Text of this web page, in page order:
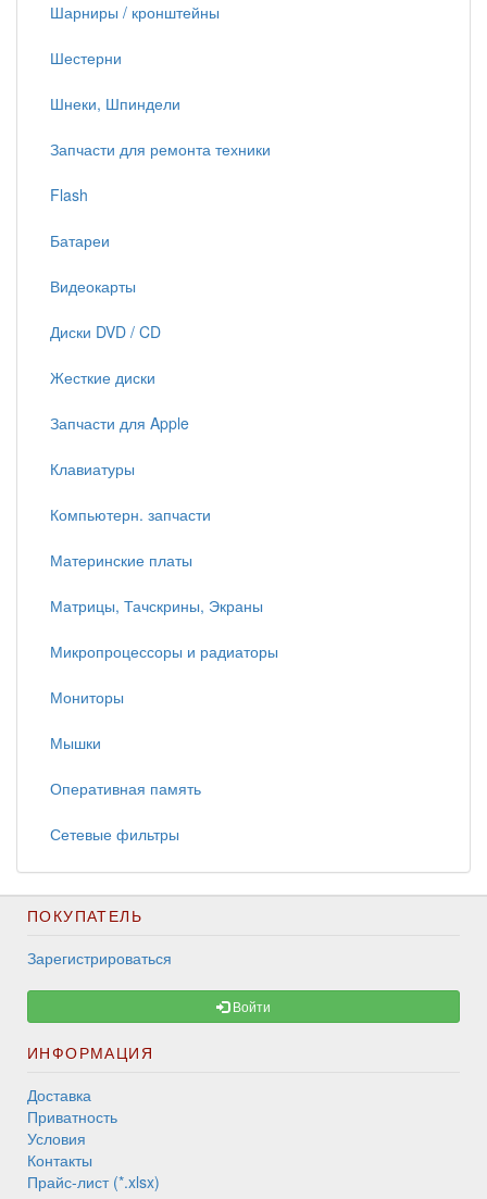
Шарниры / кронштейны
Шестерни
Шнеки, Шпиндели
Запчасти для ремонта техники
Flash
Батареи
Видеокарты
Диски DVD / CD
Жесткие диски
Запчасти для Apple
Клавиатуры
Компьютерн. запчасти
Материнские платы
Матрицы, Тачскрины, Экраны
Микропроцессоры и радиаторы
Мониторы
Мышки
Оперативная память
Сетевые фильтры
ПОКУПАТЕЛЬ
Зарегистрироваться
Войти
ИНФОРМАЦИЯ
Доставка
Приватность
Условия
Контакты
Прайс-лист (*.xlsx)